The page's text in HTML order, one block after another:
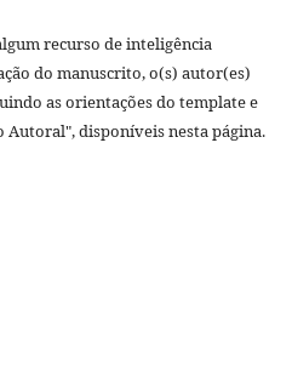
recurso de inteligência
do manuscrito, o(s) autor(es)
as orientações do template e
Autoral", disponíveis nesta página.